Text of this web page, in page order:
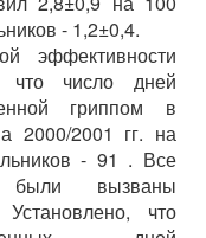
- 1,2±0,4.
эффективности
что число дней
гриппом в
2000/2001 гг. на
- 91 . Все
были вызваны
что